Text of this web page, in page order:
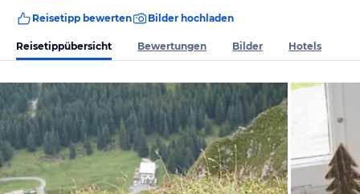
Reisetipp bewerten Bilder hochladen
Reisetippübersicht Bewertungen Bilder Hotels